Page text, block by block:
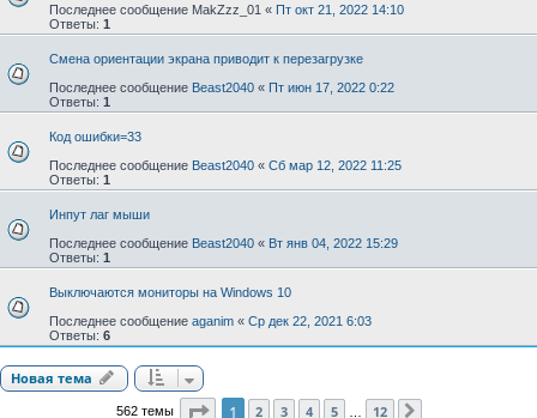
Последнее сообщение MakZzz_01 « Пт окт 21, 2022 14:10
Ответы: 1
Смена ориентации экрана приводит к перезагрузке
Последнее сообщение Beast2040 « Пт июн 17, 2022 0:22
Ответы: 1
Код ошибки=33
Последнее сообщение Beast2040 « Сб мар 12, 2022 11:25
Ответы: 1
Инпут лаг мыши
Последнее сообщение Beast2040 « Вт янв 04, 2022 15:29
Ответы: 1
Выключаются мониторы на Windows 10
Последнее сообщение aganim « Ср дек 22, 2021 6:03
Ответы: 6
Новая тема
562 темы Страница1 из
1 2 3 4 5 12